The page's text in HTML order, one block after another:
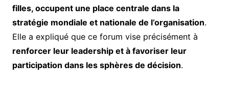
filles, occupent une place centrale dans la
stratégie mondiale et nationale de l’organisation.
Elle a expliqué que ce forum vise précisément à
renforcer leur leadership et à favoriser leur
participation dans les sphères de décision.